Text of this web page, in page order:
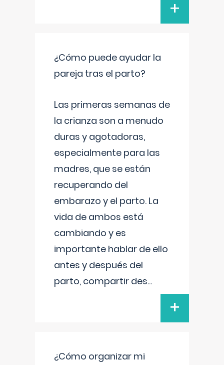
+
¿Cómo puede ayudar la
pareja tras el parto?
Las primeras semanas de
la crianza son a menudo
duras y agotadoras,
especialmente para las
madres, que se están
recuperando del
embarazo y el parto. La
vida de ambos está
cambiando y es
importante hablar de ello
antes y después del
parto, compartir des...
+
¿Cómo organizar mi